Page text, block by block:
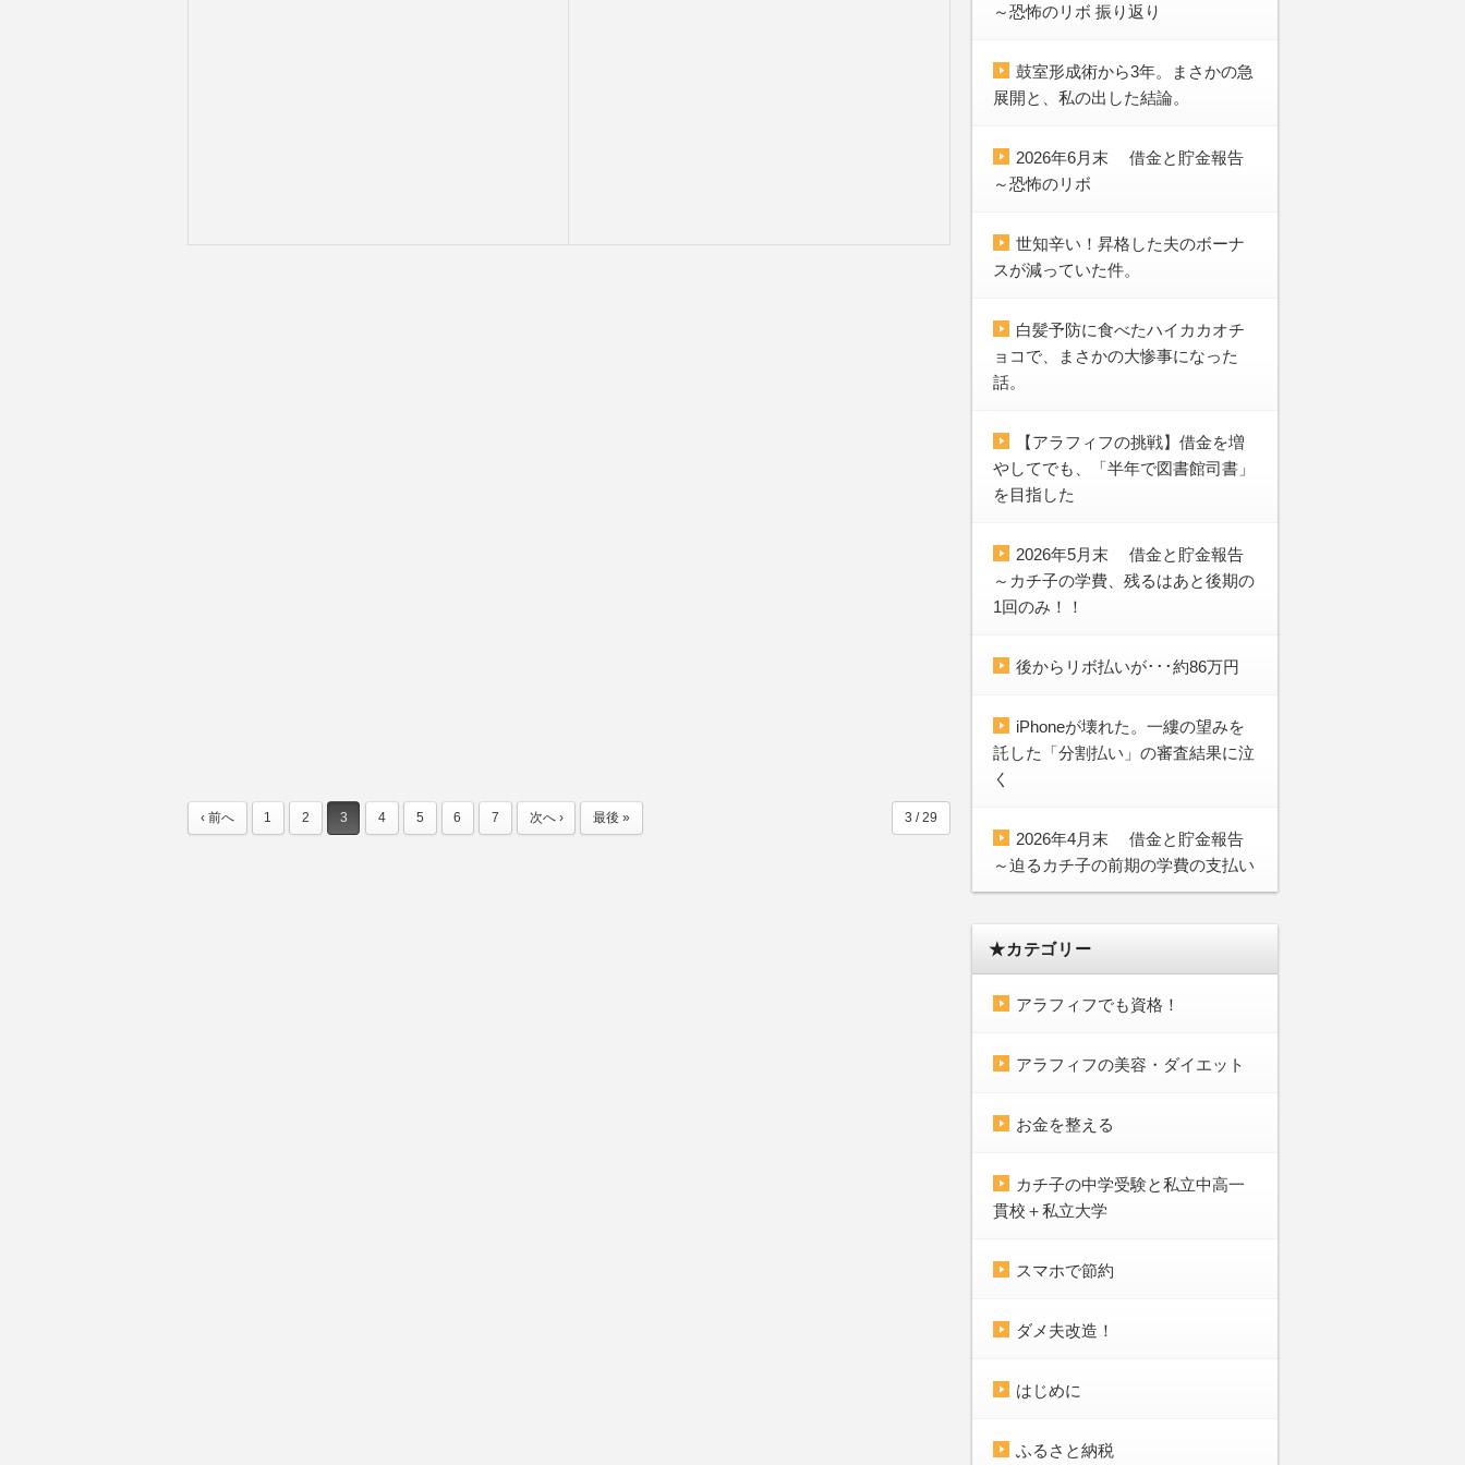
‹ 前へ 1 2 3 4 5 6 7 次へ › 最後 » 3 / 29
～恐怖のリボ 振り返り
鼓室形成術から3年。まさかの急
展開と、私の出した結論。
2026年6月末 借金と貯金報告
～恐怖のリボ
世知辛い！昇格した夫のボーナ
スが減っていた件。
白髪予防に食べたハイカカオチ
ョコで、まさかの大惨事になった
話。
【アラフィフの挑戦】借金を増
やしてでも、「半年で図書館司書」
を目指した
2026年5月末 借金と貯金報告
～カチ子の学費、残るはあと後期の
1回のみ！！
後からリボ払いが･･･約86万円
iPhoneが壊れた。一縷の望みを
託した「分割払い」の審査結果に泣
く
2026年4月末 借金と貯金報告
～迫るカチ子の前期の学費の支払い
★カテゴリー
アラフィフでも資格！
アラフィフの美容・ダイエット
お金を整える
カチ子の中学受験と私立中高一
貫校＋私立大学
スマホで節約
ダメ夫改造！
はじめに
ふるさと納税